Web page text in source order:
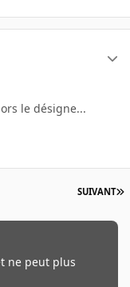
le désigne...
SUIVANT
ne peut plus